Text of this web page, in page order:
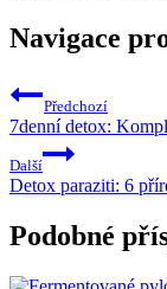
Navigace
Předchozí
7denní detox:
Další
Detox paraziti: 6
Podobné